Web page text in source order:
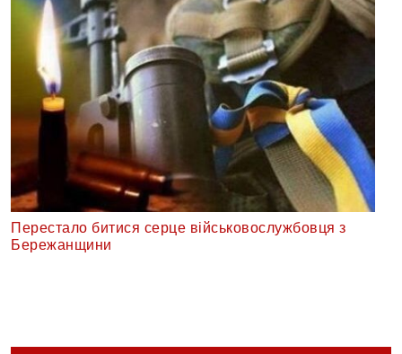
Перестало битися серце військовослужбовця з
Бережанщини